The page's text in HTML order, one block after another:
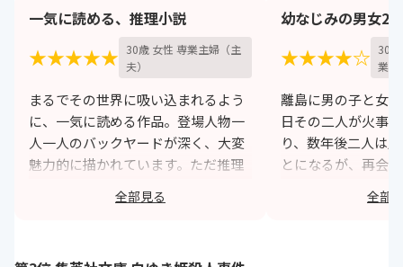
一気に読める、推理小説
★★★★★ 30歳 女性 専業主婦（主
夫）
まるでその世界に吸い込まれるよう
に、一気に読める作品。登場人物一
人一人のバックヤードが深く、大変
魅力的に描かれています。ただ推理
荘の生活(人間関係)が羨ましくなっ
全部見る
幼なじみの男女2
★★★★☆ 30
業
離島に男の子と女
日その二人が火事
り、数年後二人は
とになるが、再会
て二人は別々の道
全部